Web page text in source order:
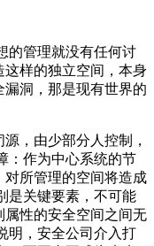
的管理就没有任何讨
样的独立空间，本身
洞，那是现有世界的
，由少部分人控制，
：作为中心系统的节
对所管理的空间将造成
是关键要素，不可能
性的安全空间之间无
明，安全公司介入打